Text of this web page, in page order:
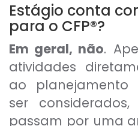
Estágio conta
para o CFP®?
Em geral, não.
atividades
ao planejamento
ser
passam por uma